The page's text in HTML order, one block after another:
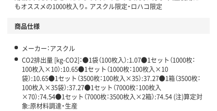
この商品の環境配慮ポイントです。下記商品詳細「
もオススメの1000枚入り。アスクル限定・ロハコ限定
商品仕様
メーカー：アスクル
CO2排出量 [kg-CO2]：●1袋（100枚入）:1.07●1セット（1000枚：
100枚入×10）:10.65●1セット（1000枚：100枚入×10
袋）:10.65●1セット（3500枚：100枚入×35）:37.27●1箱（3500枚：
100枚入×35袋）:37.27●1セット（7000枚：100枚入
×70）:74.54●1セット（7000枚：3500枚入×2箱）:74.54 (注)算定対
象:原材料調達・生産